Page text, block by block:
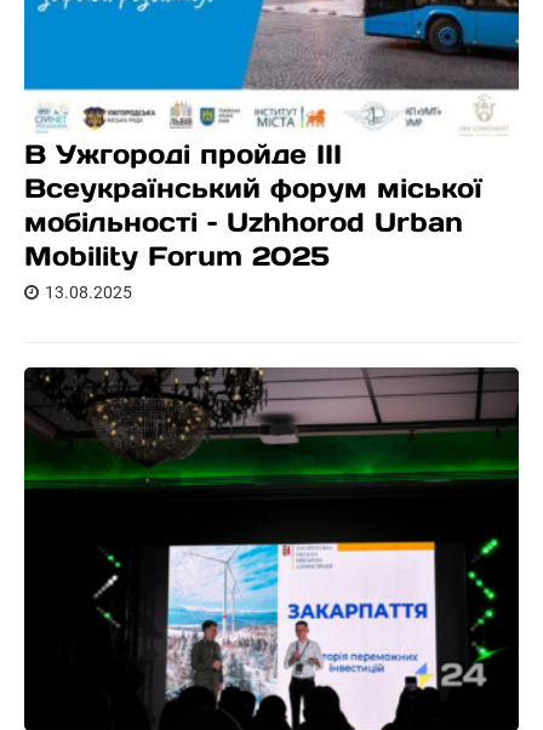
В Ужгороді пройде ІІІ
Всеукраїнський форум міської
мобільності – Uzhhorod Urban
Mobility Forum 2025
13.08.2025